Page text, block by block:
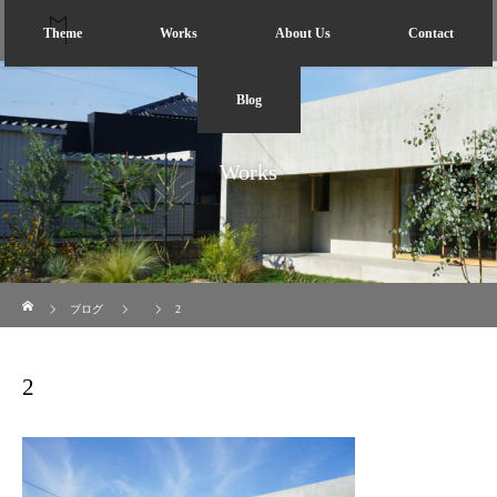
Theme Works About Us Contact
Blog
Works
ブログ
2
2